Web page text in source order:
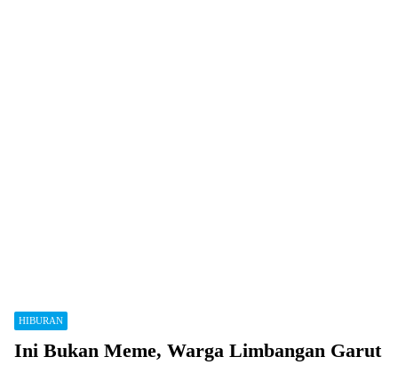
HIBURAN
Ini Bukan Meme, Warga Limbangan Garut